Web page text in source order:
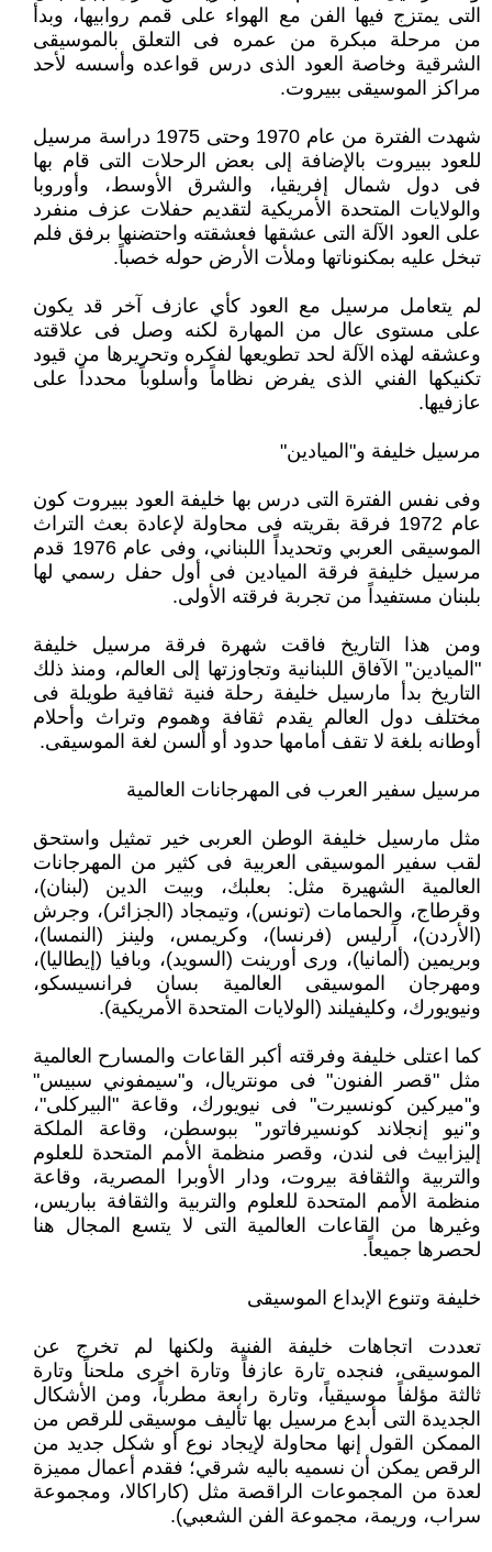
التى يمتزج فيها الفن مع الهواء على قمم روابيها، وبدأ
من مرحلة مبكرة من عمره فى التعلق بالموسيقى
الشرقية وخاصة العود الذى درس قواعده وأسسه لأحد
مراكز الموسيقى ببيروت.
شهدت الفترة من عام 1970 وحتى 1975 دراسة مرسيل
للعود ببيروت بالإضافة إلى بعض الرحلات التى قام بها
فى دول شمال إفريقيا، والشرق الأوسط، وأوروبا
والولايات المتحدة الأمريكية لتقديم حفلات عزف منفرد
على العود الآلة التى عشقها فعشقته واحتضنها برفق فلم
تبخل عليه بمكنوناتها وملأت الأرض حوله خصباً.
لم يتعامل مرسيل مع العود كأي عازف آخر قد يكون
على مستوى عال من المهارة لكنه وصل فى علاقته
وعشقه لهذه الآلة لحد تطويعها لفكره وتحريرها من قيود
تكنيكها الفني الذى يفرض نظاماً وأسلوباً محدداً على
عازفيها.
مرسيل خليفة و"الميادين"
وفى نفس الفترة التى درس بها خليفة العود ببيروت كون
عام 1972 فرقة بقريته فى محاولة لإعادة بعث التراث
الموسيقى العربي وتحديداً اللبناني، وفى عام 1976 قدم
مرسيل خليفة فرقة الميادين فى أول حفل رسمي لها
بلبنان مستفيداً من تجربة فرقته الأولى.
ومن هذا التاريخ فاقت شهرة فرقة مرسيل خليفة
"الميادين" الآفاق اللبنانية وتجاوزتها إلى العالم، ومنذ ذلك
التاريخ بدأ مارسيل خليفة رحلة فنية ثقافية طويلة فى
مختلف دول العالم يقدم ثقافة وهموم وتراث وأحلام
أوطانه بلغة لا تقف أمامها حدود أو ألسن لغة الموسيقى.
مرسيل سفير العرب فى المهرجانات العالمية
مثل مارسيل خليفة الوطن العربى خير تمثيل واستحق
لقب سفير الموسيقى العربية فى كثير من المهرجانات
العالمية الشهيرة مثل: بعلبك، وبيت الدين (لبنان)،
وقرطاج، والحمامات (تونس)، وتيمجاد (الجزائر)، وجرش
(الأردن)، آرليس (فرنسا)، وكريمس، ولينز (النمسا)،
وبريمين (ألمانيا)، ورى أورينت (السويد)، وبافيا (إيطاليا)،
ومهرجان الموسيقى العالمية بسان فرانسيسكو،
ونيويورك، وكليفيلند (الولايات المتحدة الأمريكية).
كما اعتلى خليفة وفرقته أكبر القاعات والمسارح العالمية
مثل "قصر الفنون" فى مونتريال، و"سيمفوني سبيس"
و"ميركين كونسيرت" فى نيويورك، وقاعة "البيركلى"،
و"نيو إنجلاند كونسيرفاتور" ببوسطن، وقاعة الملكة
إليزابيث فى لندن، وقصر منظمة الأمم المتحدة للعلوم
والتربية والثقافة بيروت، ودار الأوبرا المصرية، وقاعة
منظمة الأمم المتحدة للعلوم والتربية والثقافة بباريس،
وغيرها من القاعات العالمية التى لا يتسع المجال هنا
لحصرها جميعاً.
خليفة وتنوع الإبداع الموسيقى
تعددت اتجاهات خليفة الفنية ولكنها لم تخرج عن
الموسيقى، فنجده تارة عازفاً وتارة اخرى ملحناً وتارة
ثالثة مؤلفاً موسيقياً، وتارة رابعة مطرباً، ومن الأشكال
الجديدة التى أبدع مرسيل بها تأليف موسيقى للرقص من
الممكن القول إنها محاولة لإيجاد نوع أو شكل جديد من
الرقص يمكن أن نسميه باليه شرقي؛ فقدم أعمال مميزة
لعدة من المجموعات الراقصة مثل (كاراكالا، ومجموعة
سراب، وريمة، مجموعة الفن الشعبي).